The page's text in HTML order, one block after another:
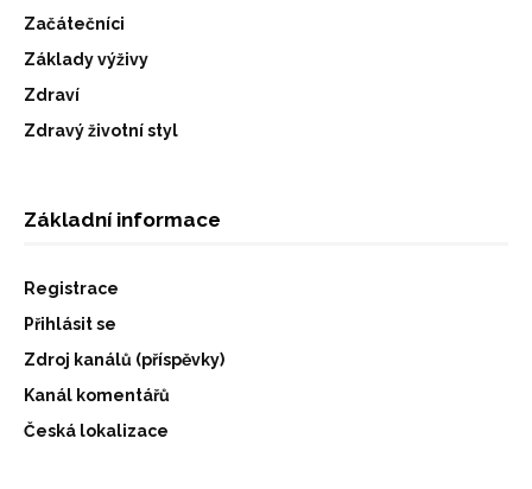
Začátečníci
Základy výživy
Zdraví
Zdravý životní styl
Základní informace
Registrace
Přihlásit se
Zdroj kanálů (příspěvky)
Kanál komentářů
Česká lokalizace